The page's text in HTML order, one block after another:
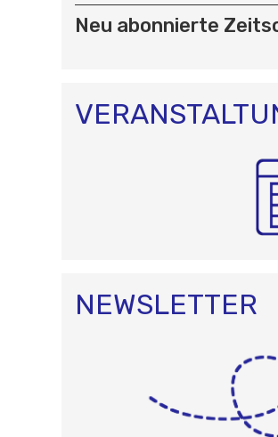
Neu abonnierte
NEWSLETTER